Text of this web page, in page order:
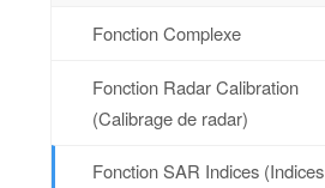
Fonction Complexe
Fonction Radar Calibration
(Calibrage de radar)
Fonction SAR Indices (Indices